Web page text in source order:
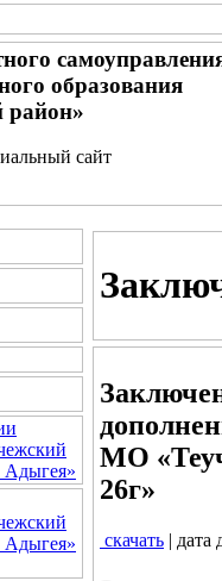
образования
район»
сайт
Адыгея»
Адыгея»
МО
26г»
скачать | дата